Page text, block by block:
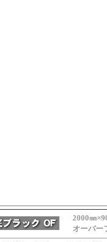
2000㎜
オーバ